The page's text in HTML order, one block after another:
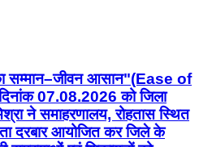
सम्मान–जीवन आसान"(Ease of
07.08.2026 को जिला
ने समाहरणालय, रोहतास स्थित
दरबार आयोजित कर जिले के